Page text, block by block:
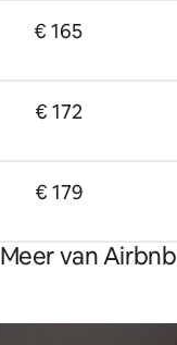
€ 165
€ 172
€ 179
Meer van Airbnb